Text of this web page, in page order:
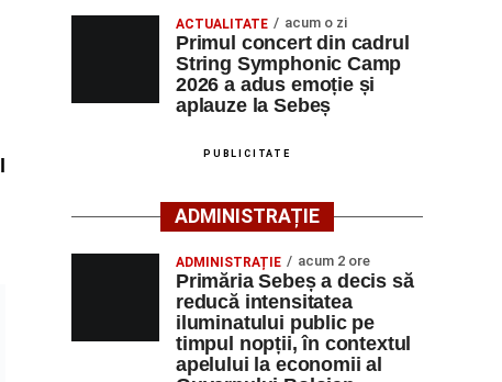
ACTUALITATE acum o zi
Primul concert din cadrul
String Symphonic Camp
2026 a adus emoție și
aplauze la Sebeș
PUBLICITATE
ADMINISTRAȚIE
ADMINISTRAȚIE acum 2 ore
Primăria Sebeș a decis să
reducă intensitatea
iluminatului public pe
timpul nopții, în contextul
apelului la economii al